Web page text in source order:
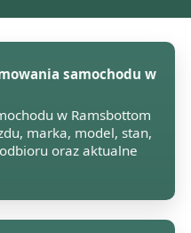
samochodu w
w Ramsbottom
marka, model, stan,
oraz aktualne